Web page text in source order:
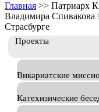
Главная >> Патриарх
Владимира Спивакова
Страсбурге
Проекты
Викариатские
Катехизические